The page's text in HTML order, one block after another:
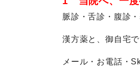
脈診・舌診・腹診
漢方薬と、御自宅
メール・お電話・